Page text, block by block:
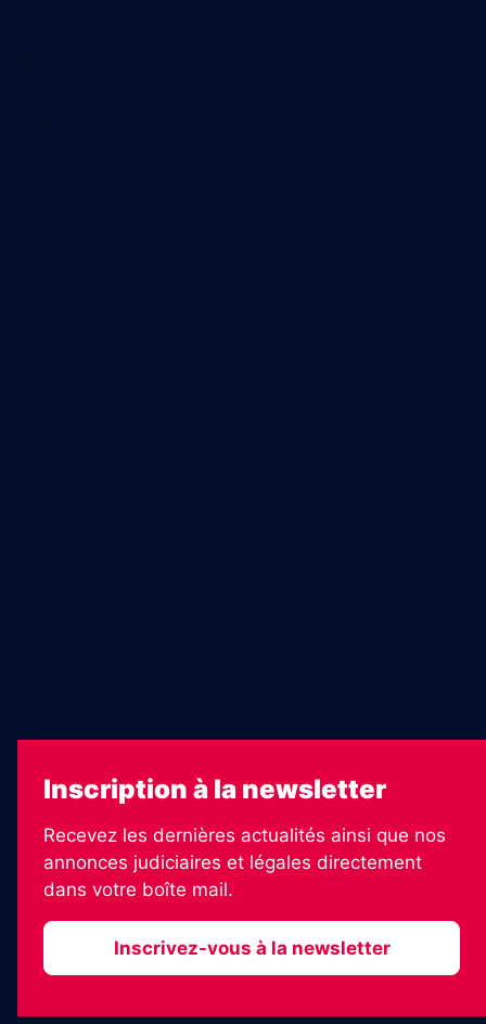
Inscription à la newsletter
Recevez les dernières actualités ainsi que nos
annonces judiciaires et légales directement
dans votre boîte mail.
Inscrivez-vous à la newsletter